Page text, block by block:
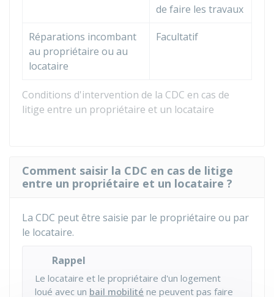
Conditions d'intervention de la CDC en cas de
litige entre un propriétaire et un locataire
de faire les travaux
Réparations incombant
au propriétaire ou au
locataire
Facultatif
Comment saisir la CDC en cas de litige
entre un propriétaire et un locataire ?
La CDC peut être saisie par le propriétaire ou par
le locataire.
Rappel
Le locataire et le propriétaire d'un logement
loué avec un bail mobilité ne peuvent pas faire